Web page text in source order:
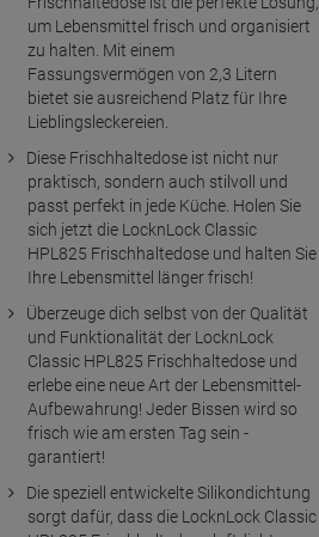
um Lebensmittel frisch und organisiert
zu halten. Mit einem
Fassungsvermögen von 2,3 Litern
bietet sie ausreichend Platz für Ihre
Lieblingsleckereien.
Diese Frischhaltedose ist nicht nur
praktisch, sondern auch stilvoll und
passt perfekt in jede Küche. Holen Sie
sich jetzt die LocknLock Classic
HPL825 Frischhaltedose und halten Sie
Ihre Lebensmittel länger frisch!
Überzeuge dich selbst von der Qualität
und Funktionalität der LocknLock
Classic HPL825 Frischhaltedose und
erlebe eine neue Art der Lebensmittel-
Aufbewahrung! Jeder Bissen wird so
frisch wie am ersten Tag sein -
garantiert!
Die speziell entwickelte Silikondichtung
sorgt dafür, dass die LocknLock Classic